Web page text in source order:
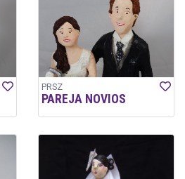
PRSZ
PAREJA NOVIOS